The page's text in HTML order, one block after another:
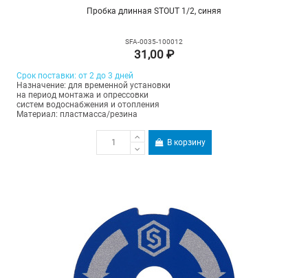
Пробка длинная STOUT 1/2, синяя
SFA-0035-100012
31,00 ₽
Срок поставки: от 2 до 3 дней
Назначение: для временной установки
на период монтажа и опрессовки
систем водоснабжения и отопления
Материал: пластмасса/резина
В корзину